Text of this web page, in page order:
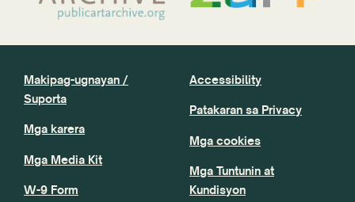
Makipag-ugnayan /
Suporta
Mga karera
Mga Media Kit
W-9 Form
Accessibility
Patakaran sa Privacy
Mga cookies
Mga Tuntunin at
Kundisyon